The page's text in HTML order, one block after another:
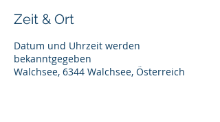
Zeit & Ort
Datum und Uhrzeit werden
bekanntgegeben
Walchsee, 6344 Walchsee, Österreich